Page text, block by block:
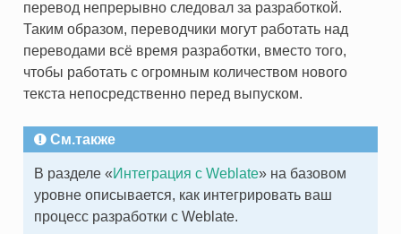
перевод непрерывно следовал за разработкой.
Таким образом, переводчики могут работать над
переводами всё время разработки, вместо того,
чтобы работать с огромным количеством нового
текста непосредственно перед выпуском.
См.также
В разделе «Интеграция с Weblate» на базовом
уровне описывается, как интегрировать ваш
процесс разработки с Weblate.